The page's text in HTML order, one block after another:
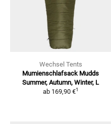
Wechsel Tents
Mumienschlafsack Mudds
Summer, Autumn, Winter, L
ab 169,90 €1